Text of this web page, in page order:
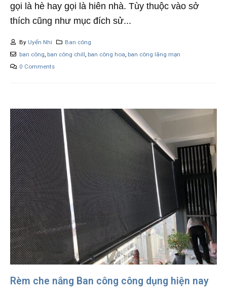
gọi là hè hay gọi là hiên nhà. Tùy thuộc vào sở
thích cũng như mục đích sử...
By Uyển Nhi
Ban công
ban công, ban công chill, ban công hoa, ban công lãng mạn
0 Comments
Rèm che nắng Ban công công dụng hiện nay